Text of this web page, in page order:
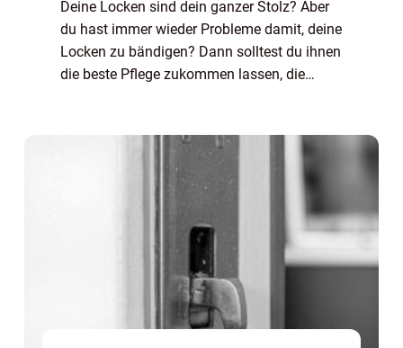
Deine Locken sind dein ganzer Stolz? Aber
du hast immer wieder Probleme damit, deine
Locken zu bändigen? Dann solltest du ihnen
die beste Pflege zukommen lassen, die